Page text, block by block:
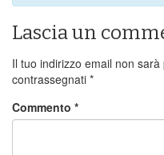
Lascia un
Il tuo indirizzo email non sarà
contrassegnati *
Commento *